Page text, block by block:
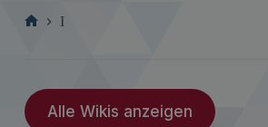
I
Alle Wikis anzeigen